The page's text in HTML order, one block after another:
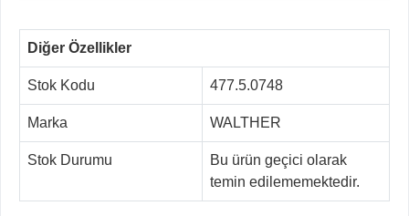
Diğer Özellikler
Stok Kodu 477.5.0748
Marka WALTHER
Stok Durumu
Bu ürün geçici olarak
temin edilememektedir.